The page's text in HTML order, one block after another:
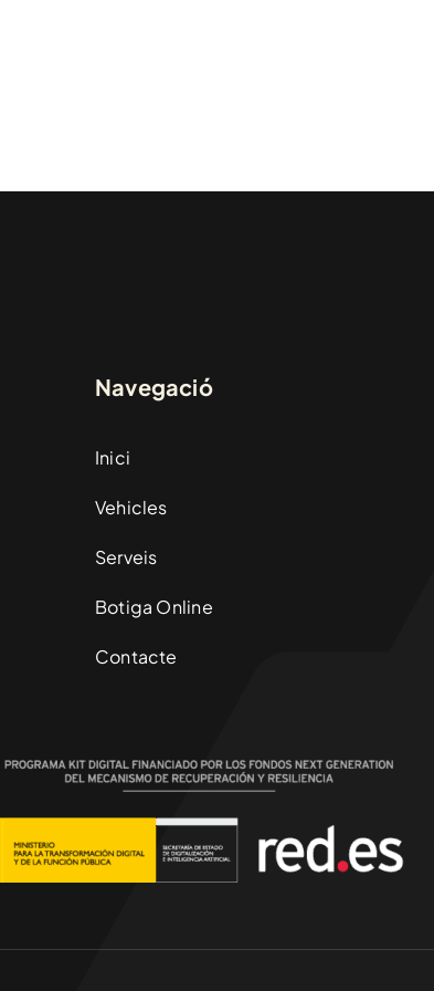
Navegació
Inici
Vehicles
Serveis
Botiga Online
Contacte